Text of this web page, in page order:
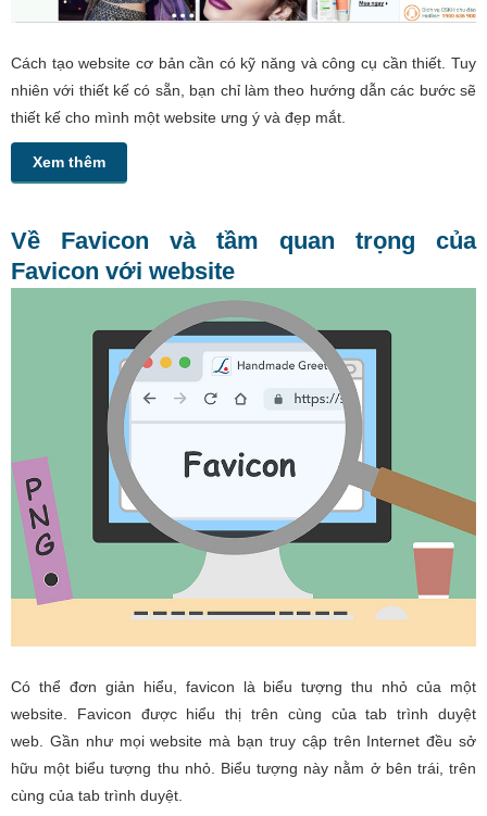
Cách tạo website cơ bản cần có kỹ năng và công cụ cần thiết. Tuy
nhiên với thiết kế có sẵn, bạn chỉ làm theo hướng dẫn các bước sẽ
thiết kế cho mình một website ưng ý và đẹp mắt.
Xem thêm
Về Favicon và tầm quan trọng của
Favicon với website
Có thể đơn giản hiểu, favicon là biểu tượng thu nhỏ của một
website. Favicon được hiểu thị trên cùng của tab trình duyệt
web. Gần như mọi website mà bạn truy cập trên Internet đều sở
hữu một biểu tượng thu nhỏ. Biểu tượng này nằm ở bên trái, trên
cùng của tab trình duyệt.